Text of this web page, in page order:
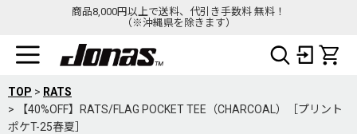
商品8,000円以上で送料、代引き手数料 無料！
（※沖縄県を除きます）
TOP > RATS
>
【40%OFF】RATS/FLAG POCKET TEE（CHARCOAL）［プリント
ポケT-25春夏］